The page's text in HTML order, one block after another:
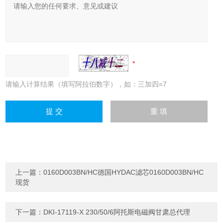
请输入计算结果（填写阿拉伯数字），如：三加四=7
上一篇：0160D003BN/HC德国HYDAC滤芯0160D003BN/HC
现货
下一篇： DKI-17119-X 230/50/6阿托斯电磁阀甘肃总代理